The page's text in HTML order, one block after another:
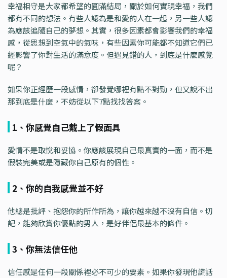
幸福相守是大家都希望的圓滿結局，關於如何實現幸福，我們
都有不同的想法。有些人認為是和愛的人在一起，另一些人認
為應該追隨自己的夢想。其實，很多因素都會影響我們的幸福
感，從思想到空氣中的氣味，有些因素你可能都不知道它們已
經影響了你對生活的滿意度。但遇見錯的人，到底是什麼感覺
呢？
如果你正經歷一段感情，卻發覺哪裡有點不對勁，但又說不出
那到底是什麼，不妨從以下7點找找答案。
1、你感覺自己戴上了假面具
愛情不是取悅和妥協。你應該展現自己最真實的一面，而不是
假裝完美或是隱藏你自己原有的個性。
2、你的自我感覺並不好
他總是批評、抱怨你的所作所為，讓你越來越不沒有自信。切
記，能夠欣賞你優點的男人，是好伴侶最基本的條件。
3、你無法信任他
信任感是任何一段關係裡必不可少的要素。如果你發現他謊話